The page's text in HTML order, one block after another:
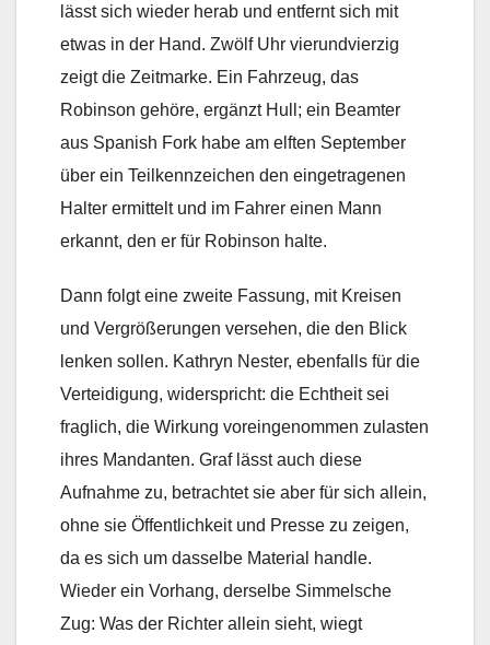
lässt sich wieder herab und entfernt sich mit
etwas in der Hand. Zwölf Uhr vierundvierzig
zeigt die Zeitmarke. Ein Fahrzeug, das
Robinson gehöre, ergänzt Hull; ein Beamter
aus Spanish Fork habe am elften September
über ein Teilkennzeichen den eingetragenen
Halter ermittelt und im Fahrer einen Mann
erkannt, den er für Robinson halte.
Dann folgt eine zweite Fassung, mit Kreisen
und Vergrößerungen versehen, die den Blick
lenken sollen. Kathryn Nester, ebenfalls für die
Verteidigung, widerspricht: die Echtheit sei
fraglich, die Wirkung voreingenommen zulasten
ihres Mandanten. Graf lässt auch diese
Aufnahme zu, betrachtet sie aber für sich allein,
ohne sie Öffentlichkeit und Presse zu zeigen,
da es sich um dasselbe Material handle.
Wieder ein Vorhang, derselbe Simmelsche
Zug: Was der Richter allein sieht, wiegt